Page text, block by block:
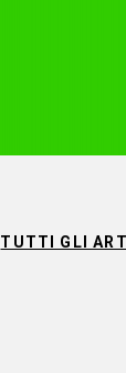
TUTTI GLI